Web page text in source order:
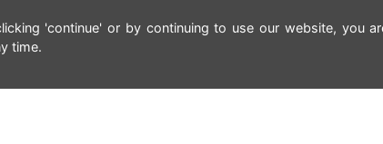
'continue' or by continuing to use our website, you
time.